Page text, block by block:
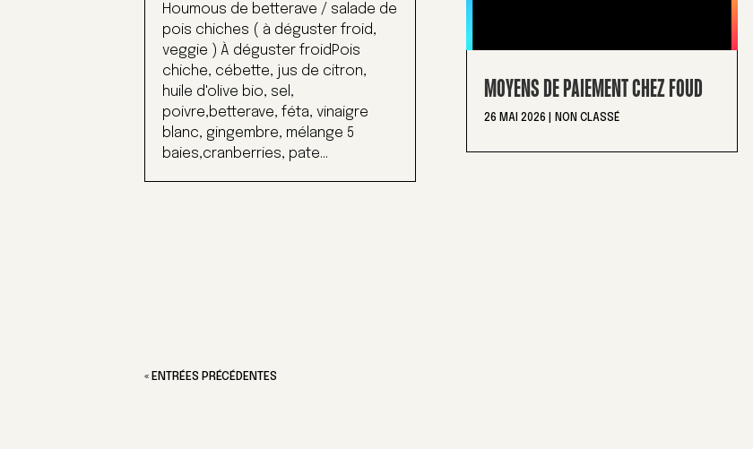
Houmous de betterave / salade de
pois chiches ( à déguster froid,
veggie ) À déguster froidPois
chiche, cébette, jus de citron,
huile d'olive bio, sel,
poivre,betterave, féta, vinaigre
blanc, gingembre, mélange 5
baies,cranberries, pate...
MOYENS DE PAIEMENT CHEZ FOUD
26 MAI 2026 NON CLASSÉ
« ENTRÉES PRÉCÉDENTES